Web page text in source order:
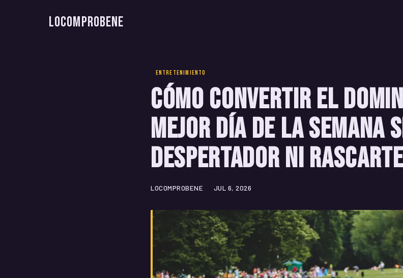
LoComproBene
ENTRETENIMIENTO
Cómo convertir el
mejor día de la semana
despertador ni
LOCOMPROBENE JUL 6, 2026